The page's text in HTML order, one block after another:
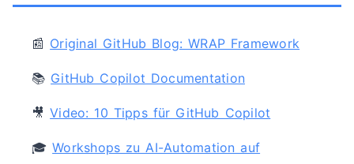
📰 Original GitHub Blog: WRAP Framework
📚 GitHub Copilot Documentation
🎥Video: 10 Tipps für GitHub Copilot
🎓Workshops zu AI-Automation auf